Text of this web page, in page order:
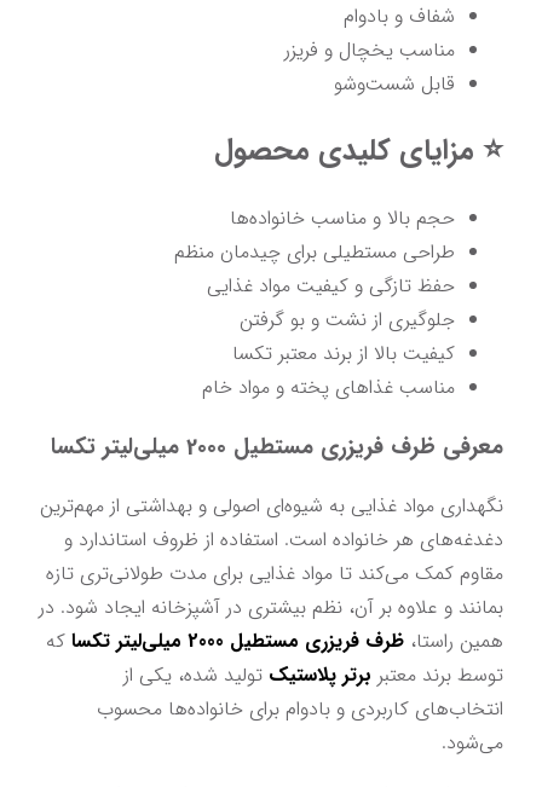
شفاف و بادوام
مناسب یخچال و فریزر
قابل شست‌وشو
⭐ مزایای کلیدی محصول
حجم بالا و مناسب خانواده‌ها
طراحی مستطیلی برای چیدمان منظم
حفظ تازگی و کیفیت مواد غذایی
جلوگیری از نشت و بو گرفتن
کیفیت بالا از برند معتبر تکسا
مناسب غذاهای پخته و مواد خام
معرفی ظرف فریزری مستطیل 2000 میلی‌لیتر تکسا
همین راستا، ظرف فریزری مستطیل 2000 میلی‌لیتر تکسا
توسط برند معتبر برتر پلاستیک
می‌شود.